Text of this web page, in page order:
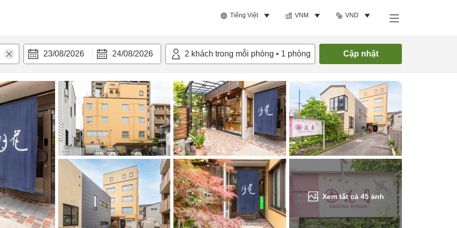
Tiếng Việt VNM VND
23/08/2026 24/08/2026 2 khách trong mỗi phòng • 1 phòng Cập nhật
Xem tất cả45ảnh
nghi Tìm phòng trống